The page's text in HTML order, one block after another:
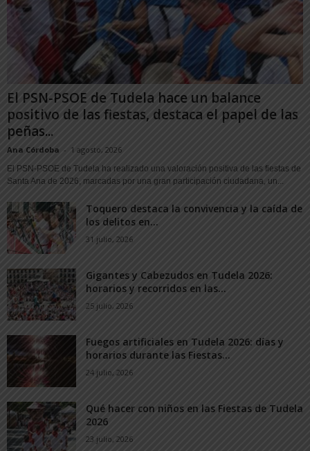
El PSN-PSOE de Tudela hace un balance
positivo de las fiestas, destaca el papel de las
peñas...
Ana Córdoba - 1 agosto, 2026
El PSN-PSOE de Tudela ha realizado una valoración positiva de las fiestas de
Santa Ana de 2026, marcadas por una gran participación ciudadana, un...
Toquero destaca la convivencia y la caída de
los delitos en...
31 julio, 2026
Gigantes y Cabezudos en Tudela 2026:
horarios y recorridos en las...
25 julio, 2026
Fuegos artificiales en Tudela 2026: días y
horarios durante las Fiestas...
24 julio, 2026
Qué hacer con niños en las Fiestas de Tudela
2026
23 julio, 2026